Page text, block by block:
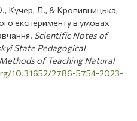
Кучер, Л., & Кропивницька,
експерименту в умовах
Scientific Notes of
State Pedagogical
of Teaching Natural
10.31652/2786-5754-2023-